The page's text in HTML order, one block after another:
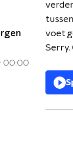
00:00
voet
Serry.